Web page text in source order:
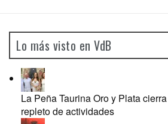
Lo más visto en VdB
La Peña Taurina Oro y Plata
repleto de actividades